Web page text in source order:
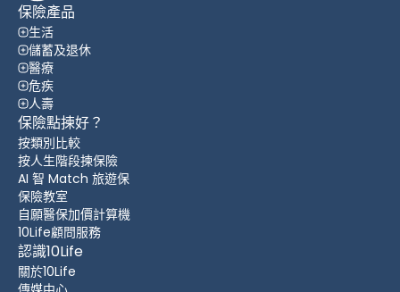
保險產品
生活
儲蓄及退休
醫療
危疾
人壽
保險點揀好？
按類別比較
按人生階段揀保險
AI 智 Match 旅遊保
保險教室
自願醫保加價計算機
10Life顧問服務
認識10Life
關於10Life